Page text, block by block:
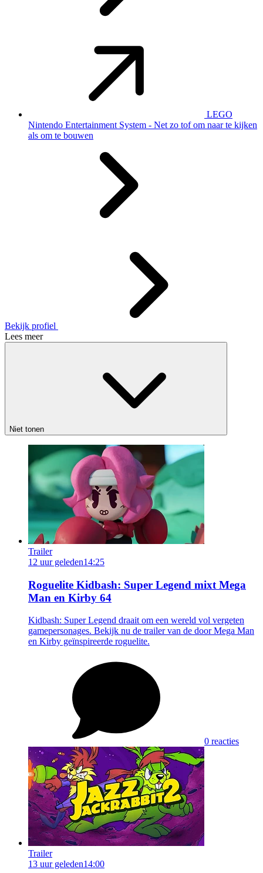
LEGO
Nintendo Entertainment System - Net zo tof om naar te kijken
als om te bouwen
Bekijk profiel
Lees meer
Niet tonen
Trailer
12 uur geleden14:25
Roguelite Kidbash: Super Legend mixt Mega
Man en Kirby 64
Kidbash: Super Legend draait om een wereld vol vergeten
gamepersonages. Bekijk nu de trailer van de door Mega Man
en Kirby geïnspireerde roguelite.
0 reacties
Trailer
13 uur geleden14:00